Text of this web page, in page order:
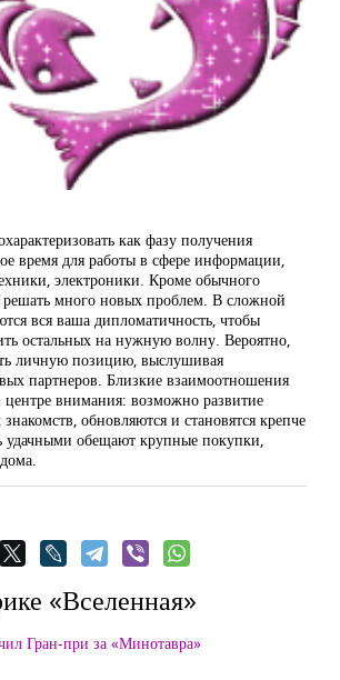
как фазу получения
время для работы в сфере информации,
электроники. Кроме обычного
решать много новых проблем. В сложной
вся ваша дипломатичность, чтобы
остальных на нужную волну. Вероятно,
личную позицию, выслушивая
партнеров. Близкие взаимоотношения
центре внимания: возможно развитие
обновляются и становятся крепче
удачными обещают крупные покупки,
«Вселенная»
Гран-при за «Минотавра»